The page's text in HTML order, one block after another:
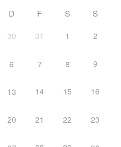
D F S S
30 31 1 2
6 7 8 9
13 14 15 16
20 21 22 23